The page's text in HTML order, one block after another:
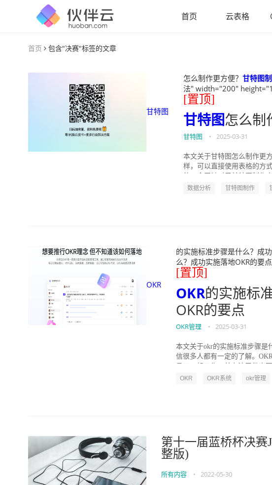
首页 云表格
首页 包含"决赛"标签的文章
甘特图
怎么制作更方便？ 甘特图
法" width="200"
[置顶]
甘特图怎么制
甘特图 • 2025-03-31
本文关于甘特图怎么制作更
样，可以直接使用表格的方
数据分析 甘特图制作
OKR
的实施标准步骤是什么？成
么？成功实施落地OKR的
[置顶]
OKR的实施标
OKR的要点
OKR管理 • 2025-03-31
本文关于okr的实施标准步骤是
信很多人都有一定的了解。
OKR OKR系统 okr管理
第十一届蓝桥杯决
整版)
所有内容 • 2022-05-30